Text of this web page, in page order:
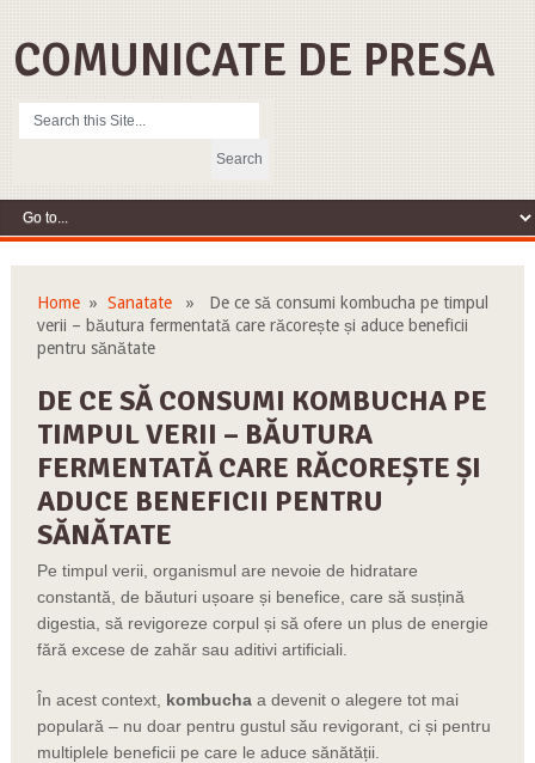
COMUNICATE DE PRESA
Home» Sanatate» De ce să consumi kombucha pe timpul
verii – băutura fermentată care răcorește și aduce beneficii
pentru sănătate
DE CE SĂ CONSUMI KOMBUCHA PE
TIMPUL VERII – BĂUTURA
FERMENTATĂ CARE RĂCOREȘTE ȘI
ADUCE BENEFICII PENTRU
SĂNĂTATE
Pe timpul verii, organismul are nevoie de hidratare
constantă, de băuturi ușoare și benefice, care să susțină
digestia, să revigoreze corpul și să ofere un plus de energie
fără excese de zahăr sau aditivi artificiali.
În acest context, kombuchaa devenit o alegere tot mai
populară – nu doar pentru gustul său revigorant, ci și pentru
multiplele beneficii pe care le aduce sănătății.